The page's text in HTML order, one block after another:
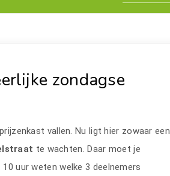
zondagse
vallen. Nu ligt hier zowaar een
te wachten. Daar moet je
uur weten welke 3 deelnemers